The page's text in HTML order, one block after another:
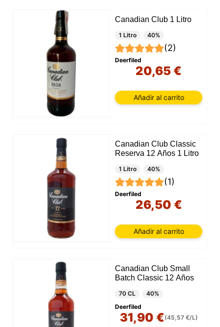
Canadian Club 1 Litro
1 Litro 40%
(2)
Deerfiled
20,65 €
Añadir al carrito
Canadian Club Classic
Reserva 12 Años 1 Litro
1 Litro 40%
(1)
Deerfiled
26,50 €
Añadir al carrito
Canadian Club Small
Batch Classic 12 Años
70 CL
40%
Deerfiled
31,90 €(45,57 €/L)